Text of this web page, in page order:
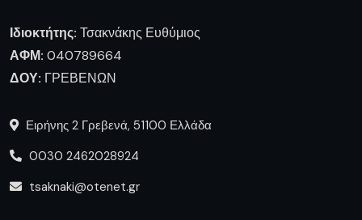
Ιδιοκτήτης: Τσακνάκης Ευθύμιος
ΑΦΜ: 040789664
ΔΟΥ: ΓΡΕΒΕΝΩΝ
Ειρήνης 2 Γρεβενά, 51100 Ελλάδα
0030 2462028924
tsaknaki@otenet.gr